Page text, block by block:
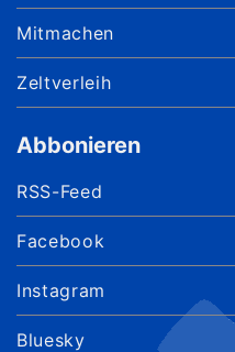
Mitmachen
Zeltverleih
Abbonieren
RSS-Feed
Facebook
Instagram
Bluesky